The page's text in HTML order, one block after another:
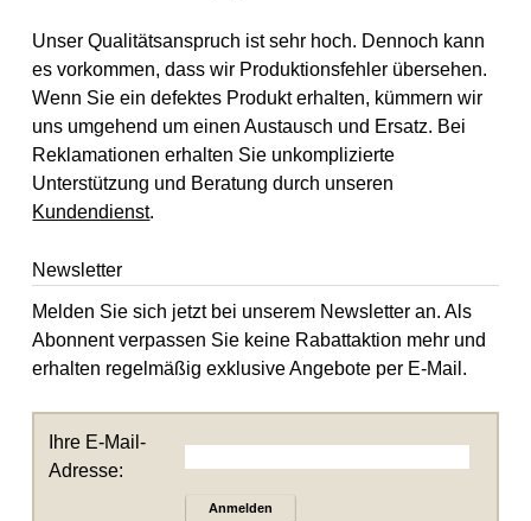
Unser Qualitätsanspruch ist sehr hoch. Dennoch kann
es vorkommen, dass wir Produktionsfehler übersehen.
Wenn Sie ein defektes Produkt erhalten, kümmern wir
uns umgehend um einen Austausch und Ersatz. Bei
Reklamationen erhalten Sie unkomplizierte
Unterstützung und Beratung durch unseren
Kundendienst.
Newsletter
Melden Sie sich jetzt bei unserem Newsletter an. Als
Abonnent verpassen Sie keine Rabattaktion mehr und
erhalten regelmäßig exklusive Angebote per E-Mail.
Ihre E-Mail-
Adresse:
Anmelden